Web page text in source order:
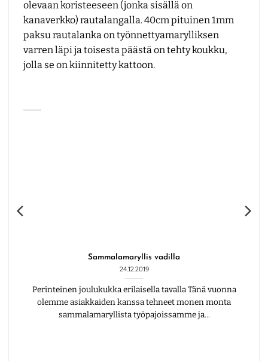
olevaan koristeeseen (jonka sisällä on
kanaverkko) rautalangalla. 40cm pituinen 1mm
paksu rautalanka on työnnettyamarylliksen
varren läpi ja toisesta päästä on tehty koukku,
jolla se on kiinnitetty kattoon.
Sammalamaryllis vadilla
24.12.2019
Perinteinen joulukukka erilaisella tavalla Tänä vuonna
olemme asiakkaiden kanssa tehneet monen monta
sammalamaryllista työpajoissamme ja...